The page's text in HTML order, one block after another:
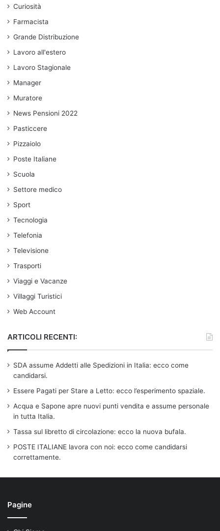
Curiosità
Farmacista
Grande Distribuzione
Lavoro all'estero
Lavoro Stagionale
Manager
Muratore
News Pensioni 2022
Pasticcere
Pizzaiolo
Poste Italiane
Scuola
Settore medico
Sport
Tecnologia
Telefonia
Televisione
Trasporti
Viaggi e Vacanze
Villaggi Turistici
Web Account
ARTICOLI RECENTI:
SDA assume Addetti alle Spedizioni in Italia: ecco come
candidarsi.
Essere Pagati per Stare a Letto: ecco l’esperimento spaziale.
Acqua e Sapone apre nuovi punti vendita e assume personale
in tutta Italia.
Tassa sul libretto di circolazione: ecco la nuova bufala.
POSTE ITALIANE lavora con noi: ecco come candidarsi
correttamente.
Pagine